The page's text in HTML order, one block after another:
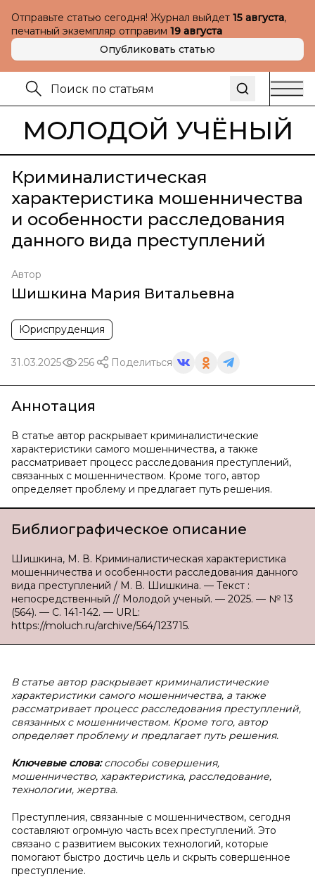
Отправьте статью сегодня! Журнал выйдет 15 августа,
печатный экземпляр отправим 19 августа
Опубликовать статью
МОЛОДОЙ УЧЁНЫЙ
Криминалистическая
характеристика мошенничества
и особенности расследования
данного вида преступлений
Автор
Шишкина Мария Витальевна
Юриспруденция
31.03.2025 256 Поделиться
Аннотация
В статье автор раскрывает криминалистические
характеристики самого мошенничества, а также
рассматривает процесс расследования преступлений,
связанных с мошенничеством. Кроме того, автор
определяет проблему и предлагает путь решения.
Библиографическое описание
Шишкина, М. В. Криминалистическая характеристика
мошенничества и особенности расследования данного
вида преступлений / М. В. Шишкина. — Текст :
непосредственный // Молодой ученый. — 2025. — № 13
(564). — С. 141-142. — URL:
https://moluch.ru/archive/564/123715.
В статье автор раскрывает криминалистические
характеристики самого мошенничества, а также
рассматривает процесс расследования преступлений,
связанных с мошенничеством. Кроме того, автор
определяет проблему и предлагает путь решения.
Ключевые слова:способы совершения,
мошенничество, характеристика, расследование,
технологии, жертва.
Преступления, связанные с мошенничеством, сегодня
составляют огромную часть всех преступлений. Это
связано с развитием высоких технологий, которые
помогают быстро достичь цель и скрыть совершенное
преступление.